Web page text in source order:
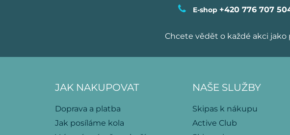
E-shop +420 776 707
Chcete vědět o každé akci jako
JAK NAKUPOVAT
Doprava a platba
Jak posíláme kola
NAŠE SLUŽBY
Skipas k nákupu
Active Club